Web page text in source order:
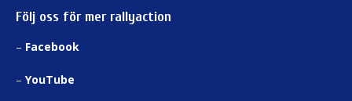
Följ oss för mer rallyaction
– Facebook
– YouTube